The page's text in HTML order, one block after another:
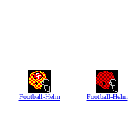
Football-Helm Football-Helm